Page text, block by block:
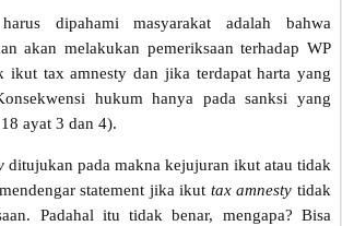
dipahami masyarakat adalah bahwa
akan melakukan pemeriksaan terhadap WP
ikut tax amnesty dan jika terdapat harta yang
hukum hanya pada sanksi yang
ayat 3 dan 4).
ditujukan pada makna kejujuran ikut atau tidak
statement jika ikut tax amnesty tidak
Padahal itu tidak benar, mengapa? Bisa